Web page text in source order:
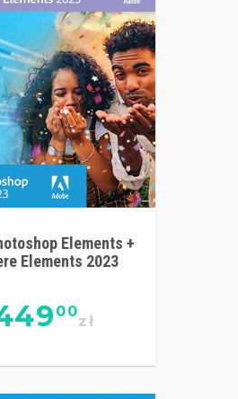
Elements +
Elements 2023
00
zł